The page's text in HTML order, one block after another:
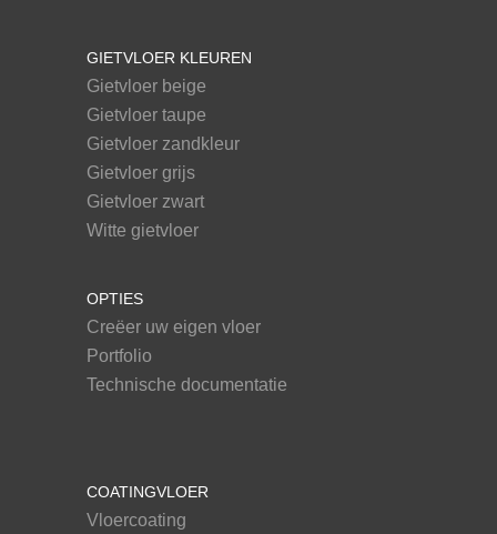
GIETVLOER KLEUREN
Gietvloer beige
Gietvloer taupe
Gietvloer zandkleur
Gietvloer grijs
Gietvloer zwart
Witte gietvloer
OPTIES
Creëer uw eigen vloer
Portfolio
Technische documentatie
COATINGVLOER
Vloercoating